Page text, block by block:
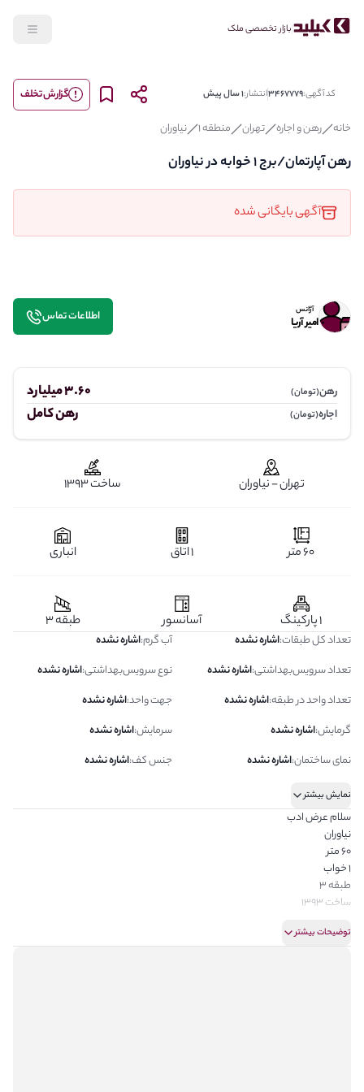
بازار تخصصی ملک
خانه رهن و اجاره تهران منطقه 1 نیاوران
کد آگهی:3467779انتشار:1 سال پیش
آگهی بایگانی شده
رهن آپارتمان/برج 1 خوابه در نیاوران
گزارش تخلف
رهن(تومان) 3.60 میلیارد
اجاره(تومان) رهن کامل
آژانس
امیر آریا اطلاعات تماس
تهران - نیاوران ساخت 1393
60 متر 1 اتاق انباری
1 پارکینگ آسانسور طبقه 3
تعداد کل طبقات:اشاره نشده آب گرم:اشاره نشده
تعداد سرویس‌بهداشتی:اشاره نشده نوع سرویس‌بهداشتی:اشاره نشده
تعداد واحد در طبقه:اشاره نشده جهت واحد:اشاره نشده
گرمایش:اشاره نشده سرمایش:اشاره نشده
نمای ساختمان:اشاره نشده جنس کف:اشاره نشده
نمایش بیشتر
سلام عرض ادب
نیاوران
60 متر
1 خواب
طبقه 3
ساخت 1393
توضیحات بیشتر